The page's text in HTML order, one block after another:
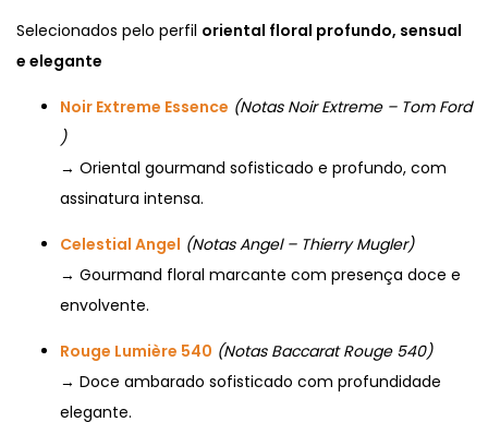
Selecionados pelo perfil oriental floral profundo, sensual
e elegante
Noir Extreme Essence (Notas Noir Extreme – Tom Ford
)
→ Oriental gourmand sofisticado e profundo, com
assinatura intensa.
Celestial Angel (Notas Angel – Thierry Mugler)
→ Gourmand floral marcante com presença doce e
envolvente.
Rouge Lumière 540 (Notas Baccarat Rouge 540)
→ Doce ambarado sofisticado com profundidade
elegante.